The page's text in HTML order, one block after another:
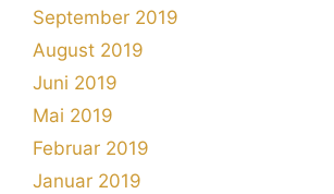
September 2019
August 2019
Juni 2019
Mai 2019
Februar 2019
Januar 2019